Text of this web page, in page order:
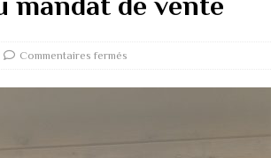
Commentaires fermés